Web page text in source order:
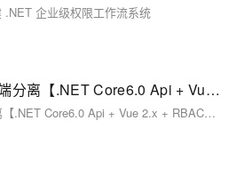
企业级权限工作流系统
开箱即用的企业级前后端分离【.NET Core6.0 Api + Vue 2.x + RBAC】权限框架-Blog.Core
开箱即用的企业级前后端分离【.NET Core6.0 Api + Vue 2.x + RBAC】权限框架-Blog.Core